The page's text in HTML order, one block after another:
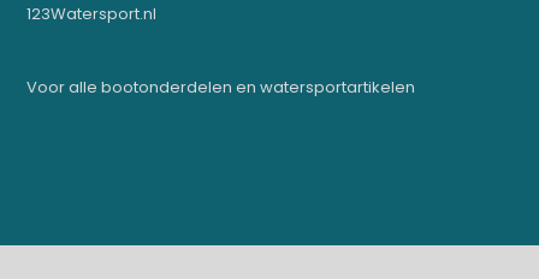
123Watersport.nl
Voor alle bootonderdelen en watersportartikelen